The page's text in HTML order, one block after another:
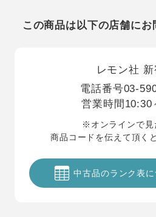
この商品は以下の店舗に
レモン社 新
電話番号03-
営業時間 10:30
※オンラインで見
商品コードを伝えて頂く
中古品のランク表